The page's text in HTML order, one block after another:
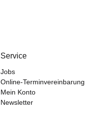
Service
Jobs
Online-Terminvereinbarung
Mein Konto
Newsletter